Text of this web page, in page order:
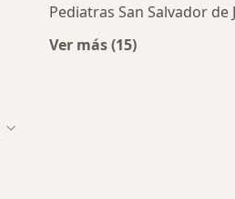
Pediatras San Salvador de
Ver más (15)
Cambiar de ciudad